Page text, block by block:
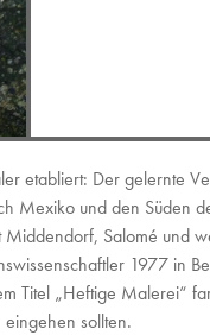
etabliert: Der gelernte
Mexiko und den Süden
Salomé und
1977 in
Titel „Heftige Malerei“
sollten.